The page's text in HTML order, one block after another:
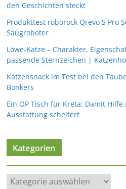
den Geschichten steckt
Produkttest roborock Qrevo S Pro
Saugroboter
Löwe-Katze – Charakter,
passende Sternzeichen |
Katzensnack im Test bei den
Bonkers
Ein OP Tisch für Kreta: Damit
Ausstattung scheitert
Kategorien